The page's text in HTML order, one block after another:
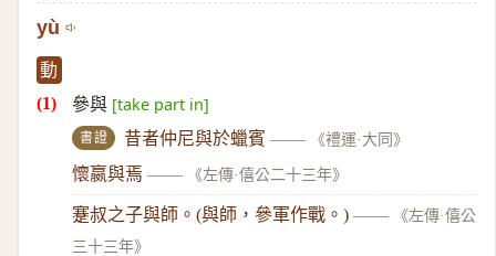
yù
動
參與 [take part in]
書證 昔者仲尼與於蠟賓 —— 《禮運·大同》
懷嬴與焉 —— 《左傳·僖公二十三年》
蹇叔之子與師。(與師，參軍作戰。) ——
《左傳·僖公
三十三年》